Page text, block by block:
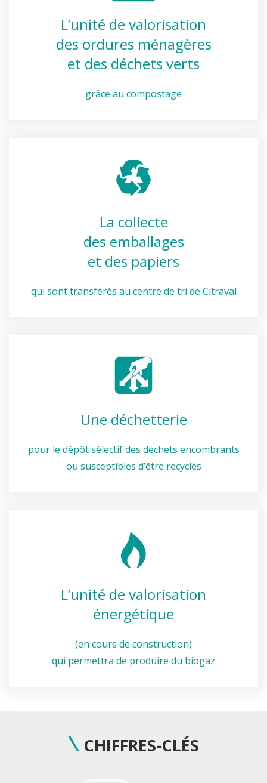
L’unité de valorisation
des ordures ménagères
et des déchets verts
grâce au compostage
La collecte
des emballages
et des papiers
qui sont transférés au centre de tri de Citraval
Une déchetterie
pour le dépôt sélectif des déchets encombrants
ou susceptibles d’être recyclés
L’unité de valorisation
énergétique
(en cours de construction)
qui permettra de produire du biogaz
CHIFFRES-CLÉS